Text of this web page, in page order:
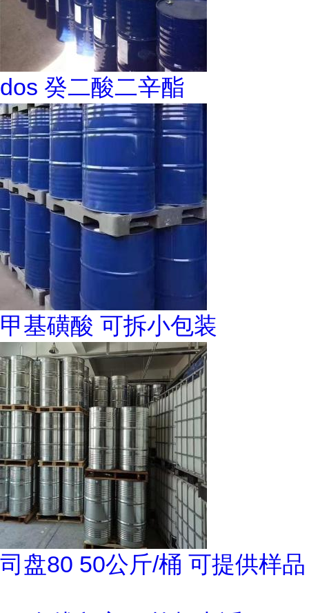
dos 癸二酸二辛酯
甲基磺酸 可拆小包装
司盘80 50公斤/桶 可提供样品